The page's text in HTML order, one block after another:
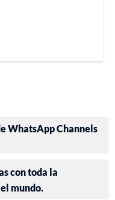
WhatsApp Channels
con toda la
mundo.